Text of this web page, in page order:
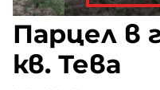
Парцел в
кв. Тева